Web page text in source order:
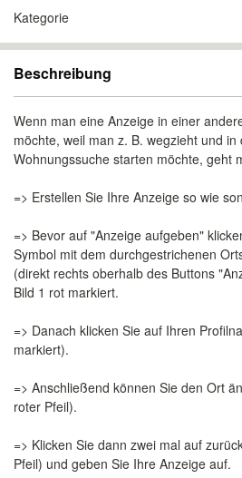
Kategorie
Beschreibung
Wenn man eine Anzeige in einer
möchte, weil man z. B. wegzieht und
Wohnungssuche starten möchte, geht
=> Erstellen Sie Ihre Anzeige so wie
=> Bevor auf "Anzeige aufgeben"
Symbol mit dem durchgestrichenen
(direkt rechts oberhalb des Buttons
Bild 1 rot markiert.
=> Danach klicken Sie auf Ihren
markiert).
=> Anschließend können Sie den Ort
roter Pfeil).
=> Klicken Sie dann zwei mal auf
Pfeil) und geben Sie Ihre Anzeige auf.